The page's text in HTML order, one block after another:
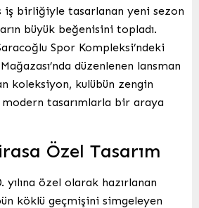
iş birliğiyle tasarlanan yeni sezon
büyük beğenisini topladı.
Spor Kompleksi’ndeki
düzenlenen lansman
koleksiyon, kulübün zengin
tasarımlarla bir araya
Özel Tasarım
yılına özel olarak hazırlanan
köklü geçmişini simgeleyen